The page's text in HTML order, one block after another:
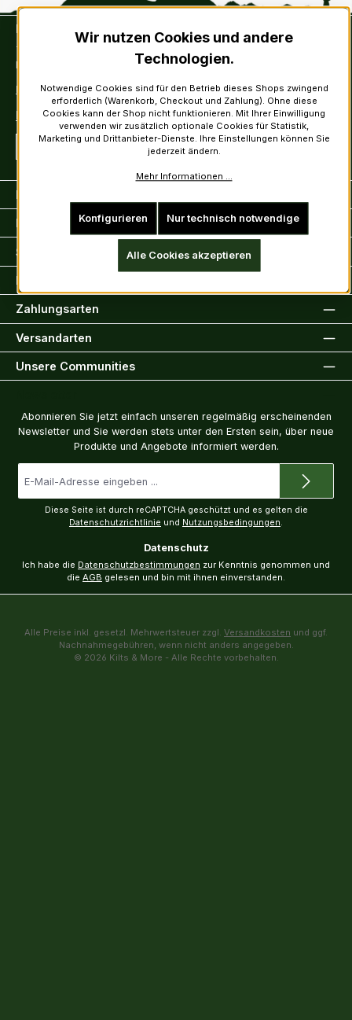
Kontakt
Tel: +49 (0)6222-388030
Fax: +49 (0)6222-388031
E-Mail: info@kiltsandmore.com
Kontaktformular
Vertrag widerrufen
Kunden Informationen
Rechtliche Informationen
Sicher Einkaufen
Der Laden
Zahlungsarten
Versandarten
Unsere Communities
Abonnieren Sie jetzt einfach unseren regelmäßig erscheinenden
Newsletter und Sie werden stets unter den Ersten sein, über neue
Produkte und Angebote informiert werden.
Mail-
Adresse
Diese Seite ist durch reCAPTCHA geschützt und es gelten die
Datenschutzrichtlinie und Nutzungsbedingungen.
Datenschutz
Ich habe die Datenschutzbestimmungen zur Kenntnis genommen und
die AGB gelesen und bin mit ihnen einverstanden.
Alle Preise inkl. gesetzl. Mehrwertsteuer zzgl. Versandkosten und ggf.
Nachnahmegebühren, wenn nicht anders angegeben.
© 2026 Kilts & More - Alle Rechte vorbehalten.
Wir nutzen Cookies und andere
Technologien.
Notwendige Cookies sind für den Betrieb dieses Shops zwingend
erforderlich (Warenkorb, Checkout und Zahlung). Ohne diese
Cookies kann der Shop nicht funktionieren. Mit Ihrer Einwilligung
verwenden wir zusätzlich optionale Cookies für Statistik,
Marketing und Drittanbieter-Dienste. Ihre Einstellungen können Sie
jederzeit ändern.
Mehr Informationen ...
Nur technisch notwendige
Konfigurieren
Alle Cookies akzeptieren